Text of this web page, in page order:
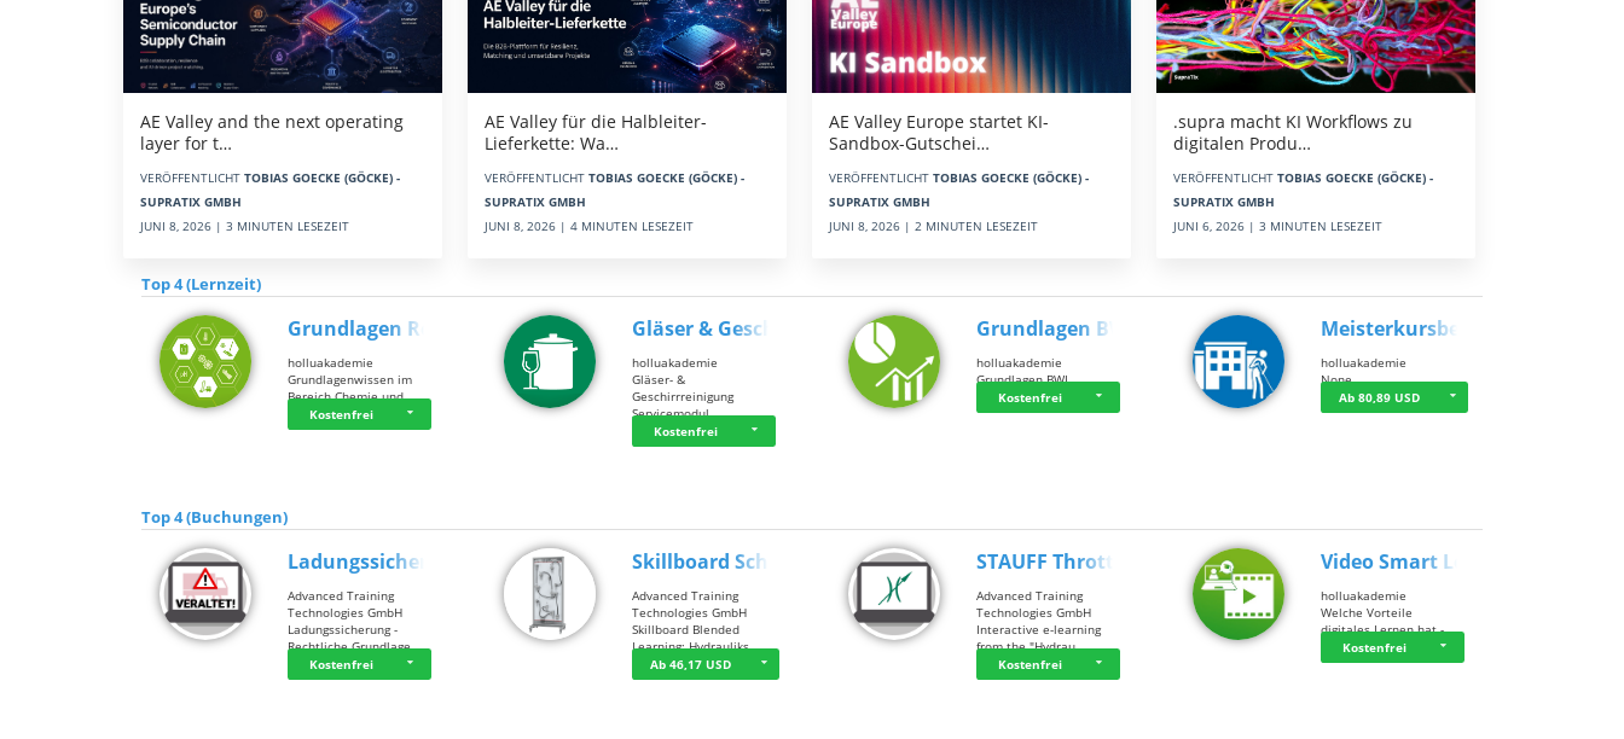
AE Valley and the next operating
layer for t…
VERÖFFENTLICHT TOBIAS GOECKE (GÖCKE) -
SUPRATIX GMBH
JUNI 8, 2026 | 3 MINUTEN LESEZEIT
AE Valley für die Halbleiter-
Lieferkette: Wa…
VERÖFFENTLICHT TOBIAS GOECKE (GÖCKE) -
SUPRATIX GMBH
JUNI 8, 2026 | 4 MINUTEN LESEZEIT
AE Valley Europe startet KI-
Sandbox-Gutschei…
VERÖFFENTLICHT TOBIAS GOECKE (GÖCKE) -
SUPRATIX GMBH
JUNI 8, 2026 | 2 MINUTEN LESEZEIT
.supra macht KI Workflows zu
digitalen Produ…
VERÖFFENTLICHT TOBIAS GOECKE (GÖCKE) -
SUPRATIX GMBH
JUNI 6, 2026 | 3 MINUTEN LESEZEIT
Top 4 (Lernzeit)
Grundlagen Rein…
holluakademie
Grundlagenwissen im
Bereich Chemie und …
Kostenfrei
Gläser & Geschi…
holluakademie
Gläser- &
Geschirrreinigung
Servicemodul
Kostenfrei
Grundlagen BWL
holluakademie
Grundlagen BWL
Kostenfrei
Meisterkursbegl…
holluakademie
None
Ab 80,89 USD
Top 4 (Buchungen)
Ladungssicherung
Advanced Training
Technologies GmbH
Ladungssicherung -
Rechtliche Grundlage…
Kostenfrei
Skillboard Schl…
Advanced Training
Technologies GmbH
Skillboard Blended
Learning: Hydrauliks…
Ab 46,17 USD
STAUFF Throttle…
Advanced Training
Technologies GmbH
Interactive e-learning
from the "Hydrau…
Kostenfrei
Video Smart Lea…
holluakademie
Welche Vorteile
digitales Lernen hat - …
Kostenfrei